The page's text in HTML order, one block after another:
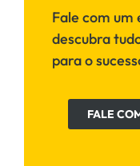
Fale com um
descubra
para o
FALE